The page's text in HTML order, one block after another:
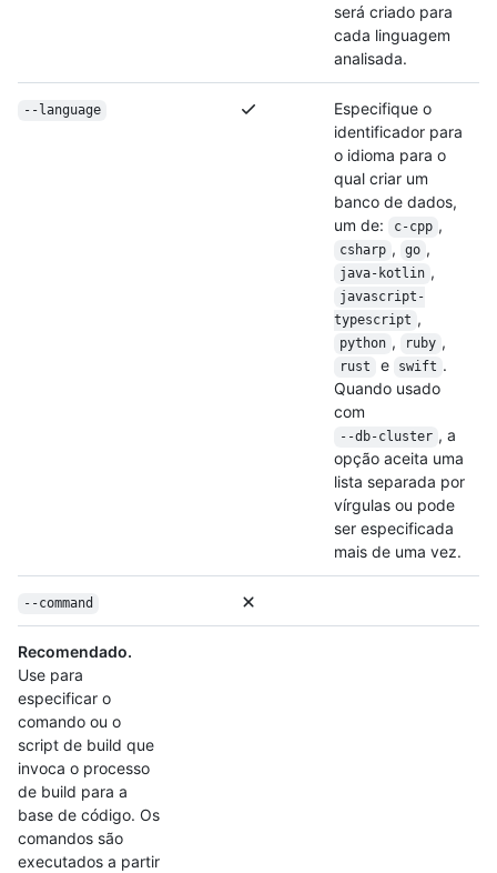
será criado para
cada linguagem
analisada.
--language
Especifique o
identificador para
o idioma para o
qual criar um
banco de dados,
um de:
c-cpp ,
csharp , go ,
java-kotlin ,
javascript-
typescript ,
python , ruby ,
rust e swift .
Quando usado
com
--db-cluster , a
opção aceita uma
lista separada por
vírgulas ou pode
ser especificada
mais de uma vez.
--command
Recomendado.
Use para
especificar o
comando ou o
script de build que
invoca o processo
de build para a
base de código. Os
comandos são
executados a partir